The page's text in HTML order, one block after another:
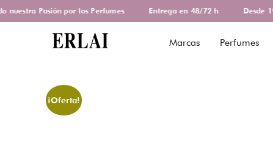
Pasión por los Perfumes Entrega en 48/72 h Desde
Marcas Perfumes
¡Oferta!